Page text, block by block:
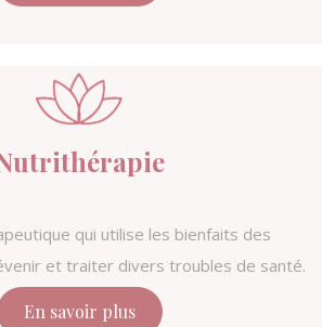
qui utilise les bienfaits des
et traiter divers troubles de santé.
En savoir plus